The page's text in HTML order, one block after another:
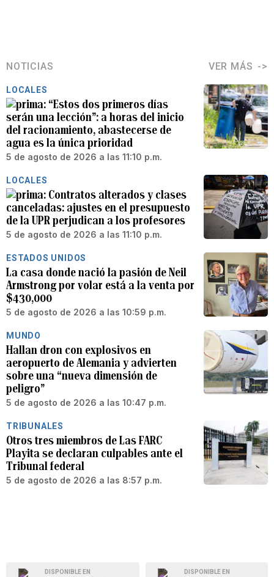
NOTICIAS VER MÁS
LOCALES
“Estos dos primeros días
serán una lección”: a horas del inicio
del racionamiento, abastecerse de
agua es la única prioridad
5 de agosto de 2026 a las 11:10 p.m.
LOCALES
Contratos alterados y clases
canceladas: ajustes en el presupuesto
de la UPR perjudican a los profesores
5 de agosto de 2026 a las 11:10 p.m.
ESTADOS UNIDOS
La casa donde nació la pasión de Neil
Armstrong por volar está a la venta por
$430,000
5 de agosto de 2026 a las 10:59 p.m.
MUNDO
Hallan dron con explosivos en
aeropuerto de Alemania y advierten
sobre una “nueva dimensión de
peligro”
5 de agosto de 2026 a las 10:47 p.m.
TRIBUNALES
Otros tres miembros de Las FARC
Playita se declaran culpables ante el
Tribunal federal
5 de agosto de 2026 a las 8:57 p.m.
DISPONIBLE EN DISPONIBLE EN